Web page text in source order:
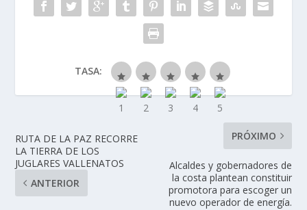
TASA:
RUTA DE LA PAZ RECORRE
LA TIERRA DE LOS
JUGLARES VALLENATOS
ANTERIOR
PRÓXIMO
Alcaldes y gobernadores de
la costa plantean constituir
promotora para escoger un
nuevo operador de energía.